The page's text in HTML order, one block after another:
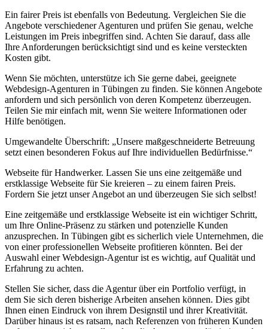
Ein fairer Preis ist ebenfalls von Bedeutung. Vergleichen Sie die
Angebote verschiedener Agenturen und prüfen Sie genau, welche
Leistungen im Preis inbegriffen sind. Achten Sie darauf, dass alle
Ihre Anforderungen berücksichtigt sind und es keine versteckten
Kosten gibt.
Wenn Sie möchten, unterstütze ich Sie gerne dabei, geeignete
Webdesign-Agenturen in Tübingen zu finden. Sie können Angebote
anfordern und sich persönlich von deren Kompetenz überzeugen.
Teilen Sie mir einfach mit, wenn Sie weitere Informationen oder
Hilfe benötigen.
Umgewandelte Überschrift: „Unsere maßgeschneiderte Betreuung
setzt einen besonderen Fokus auf Ihre individuellen Bedürfnisse.“
Webseite für Handwerker. Lassen Sie uns eine zeitgemäße und
erstklassige Webseite für Sie kreieren – zu einem fairen Preis.
Fordern Sie jetzt unser Angebot an und überzeugen Sie sich selbst!
Eine zeitgemäße und erstklassige Webseite ist ein wichtiger Schritt,
um Ihre Online-Präsenz zu stärken und potenzielle Kunden
anzusprechen. In Tübingen gibt es sicherlich viele Unternehmen, die
von einer professionellen Webseite profitieren könnten. Bei der
Auswahl einer Webdesign-Agentur ist es wichtig, auf Qualität und
Erfahrung zu achten.
Stellen Sie sicher, dass die Agentur über ein Portfolio verfügt, in
dem Sie sich deren bisherige Arbeiten ansehen können. Dies gibt
Ihnen einen Eindruck von ihrem Designstil und ihrer Kreativität.
Darüber hinaus ist es ratsam, nach Referenzen von früheren Kunden